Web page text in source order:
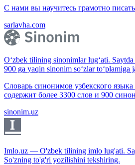
С нами вы научитесь грамотно
sarlavha.com
O‘zbek tilining sinonimlar lug‘ati. Saytda
900 ga yaqin sinonim so‘zlar to‘plamiga
Словарь синонимов узбекского
содержит более 3300 слов и 900
sinonim.uz
Imlo.uz — O'zbek tilining imlo lug'ati.
So'zning to'g'ri yozilishini tekshiring.